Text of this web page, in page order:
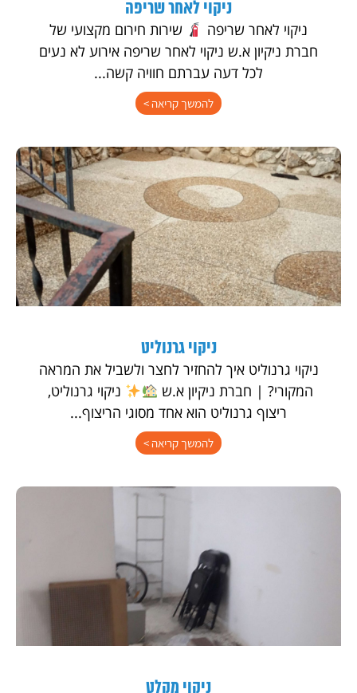
ניקוי לאחר שריפה
ניקוי לאחר שריפה
שירות חירום מקצועי של
חברת ניקיון א.ש ניקוי לאחר שריפה אירוע לא נעים
לכל דעה עברתם חוויה קשה...
להמשך קריאה >
ניקוי גרנוליט
ניקוי גרנוליט איך להחזיר לחצר ולשביל את המראה
המקורי? | חברת ניקיון א.ש
ניקוי גרנוליט,
ריצוף גרנוליט הוא אחד מסוגי הריצוף...
להמשך קריאה >
ניקוי מקלט